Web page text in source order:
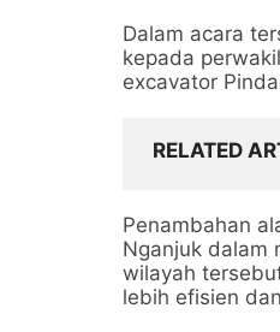
Dalam acara
kepada
excavator
RELATED
Penambahan
Nganjuk dalam
wilayah
lebih efisien